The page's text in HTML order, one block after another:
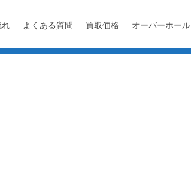
れ よくある質問 買取価格 オーバーホール